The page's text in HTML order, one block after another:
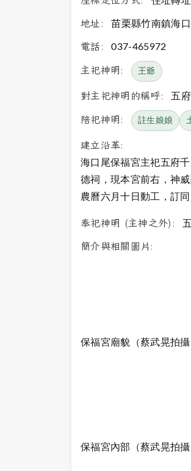
地址: 苗栗縣竹南鎮海
電話: 037-465972
主祀神明: 王爺
對主祀神明的稱呼: 五
陪祀神明: 註生娘娘
建立沿革:
海口尾保福宮主祀五府
德祠，現本宮前右，神
農曆六月十日動工，訂
奉祀神明 (主神之外):
簡介與相關圖片:
保福宮廟貌（蔡武晃拍
保福宮內部（蔡武晃拍